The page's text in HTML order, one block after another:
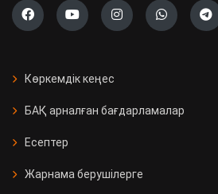
Көркемдік кеңес
БАҚ арналған бағдарламалар
Есептер
Жарнама берушілерге